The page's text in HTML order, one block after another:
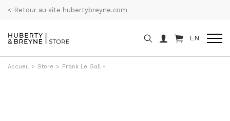
< Retour au site hubertybreyne.com
EN
Accueil > Store > Frank Le Gall -